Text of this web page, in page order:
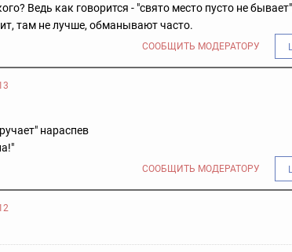
Ведь как говорится - "свято место пусто не
там не лучше, обманывают часто.
СООБЩИТЬ МОДЕРАТОРУ
нараспев
СООБЩИТЬ МОДЕРАТОРУ